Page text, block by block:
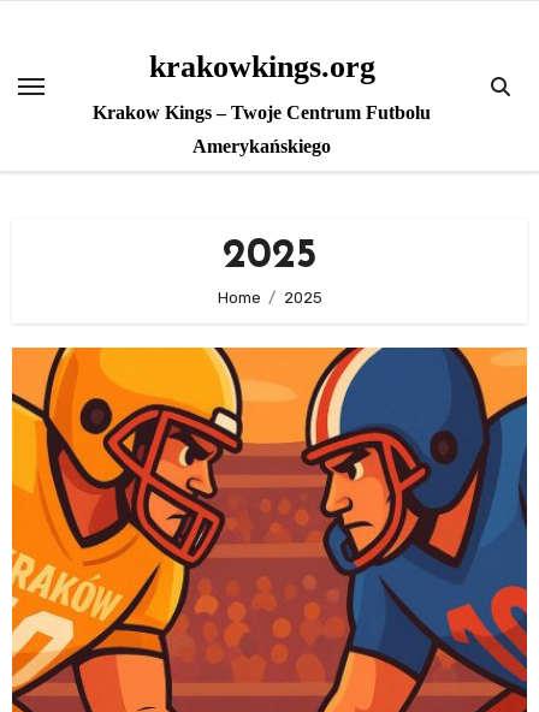
content
krakowkings.org
Krakow Kings – Twoje Centrum Futbolu
Amerykańskiego
2025
Home 2025